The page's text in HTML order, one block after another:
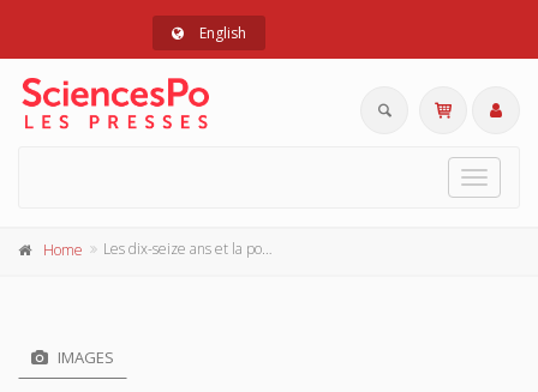
English
Toggle
Home Les dix-seize ans et la politique
IMAGES